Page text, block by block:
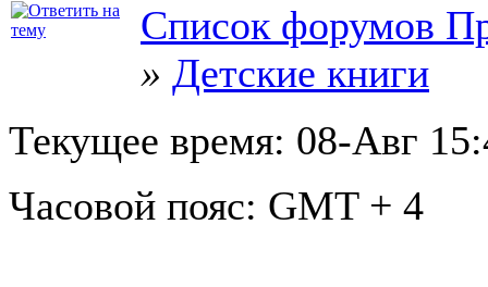
Список форумов
» Детские книги
Текущее время: 08-Авг
Часовой пояс: GMT + 4